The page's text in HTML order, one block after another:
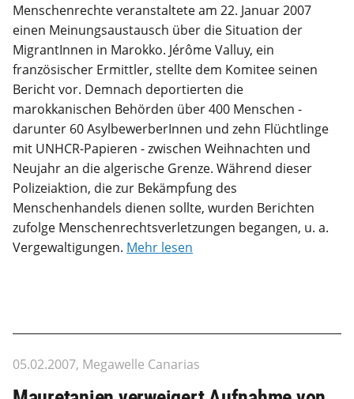
Menschenrechte veranstaltete am 22. Januar 2007
einen Meinungsaustausch über die Situation der
MigrantInnen in Marokko. Jérôme Valluy, ein
französischer Ermittler, stellte dem Komitee seinen
Bericht vor. Demnach deportierten die
marokkanischen Behörden über 400 Menschen -
darunter 60 AsylbewerberInnen und zehn Flüchtlinge
mit UNHCR-Papieren - zwischen Weihnachten und
Neujahr an die algerische Grenze. Während dieser
Polizeiaktion, die zur Bekämpfung des
Menschenhandels dienen sollte, wurden Berichten
zufolge Menschenrechtsverletzungen begangen, u. a.
Vergewaltigungen. Mehr lesen
05.02.2007, Megawelle Canarias